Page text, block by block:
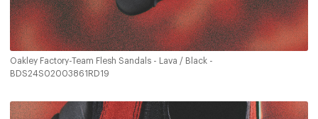
Oakley Factory-Team Flesh Sandals - Lava / Black -
BDS24S02003861RD19